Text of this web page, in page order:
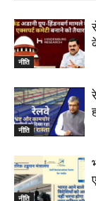
नीति
नीति
नीति